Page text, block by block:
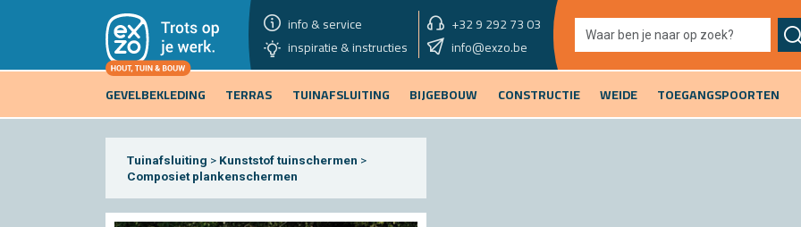
info & service +32 9 292 73 03
showroom vandaag
inspiratie & instructies
info@exzo.be 9u - 12u30
GEVELBEKLEDING
TERRAS TUINAFSLUITING BIJGEBOUW CONSTRUCTIE WEIDE TOEGANGSPOORTEN
Tuinafsluiting > Kunststof tuinschermen >
Composiet plankenschermen